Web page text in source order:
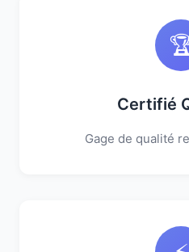
Certifié
Gage de qualité